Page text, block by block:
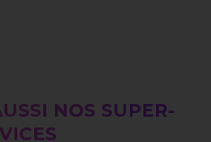
NOS SUPER-